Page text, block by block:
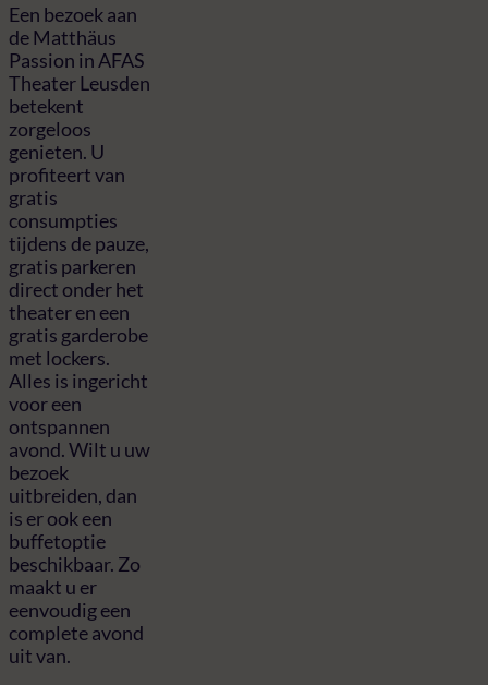
Een bezoek aan
de Matthäus
Passion in AFAS
Theater Leusden
betekent
zorgeloos
genieten. U
profiteert van
gratis
consumpties
tijdens de pauze,
gratis parkeren
direct onder het
theater en een
gratis garderobe
met lockers.
Alles is ingericht
voor een
ontspannen
avond. Wilt u uw
bezoek
uitbreiden, dan
is er ook een
buffetoptie
beschikbaar. Zo
maakt u er
eenvoudig een
complete avond
uit van.